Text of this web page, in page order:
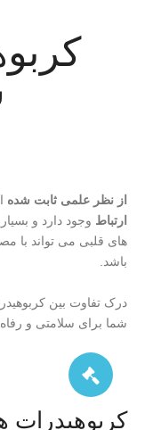
از نظر علمی ثابت شده
ارتباط وجود دارد و
های قلبی می تواند با
باشد.
درک تفاوت بین
شما برای سلامتی و
کربوهیدرات